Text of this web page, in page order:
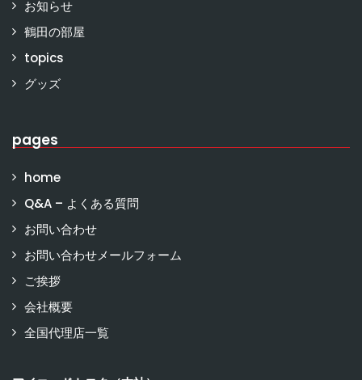
お知らせ
鶴田の部屋
topics
グッズ
pages
home
Q&A – よくある質問
お問い合わせ
お問い合わせメールフォーム
ご挨拶
会社概要
全国代理店一覧